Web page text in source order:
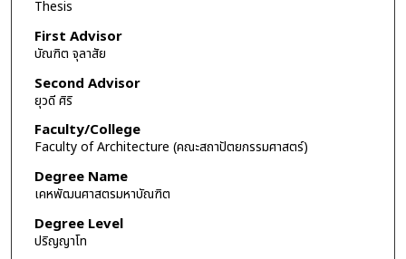
Thesis
First Advisor
บัณฑิต จุลาสัย
Second Advisor
ยุวดี ศิริ
Faculty/College
Faculty of Architecture (คณะสถาปัตยกรรมศาสตร์)
Degree Name
เคหพัฒนศาสตรมหาบัณฑิต
Degree Level
ปริญญาโท